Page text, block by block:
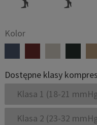
Kolor
Dostępne klasy
Klasa 1 (18-21
Klasa 2 (23-32